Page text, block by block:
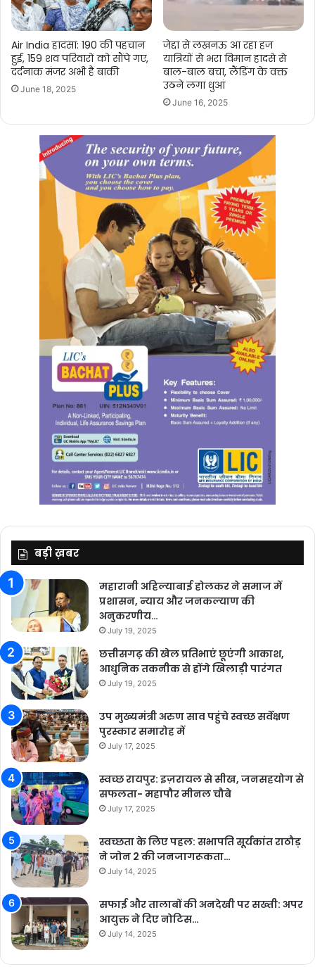
Air India हादसा: 190 की पहचान
हुई, 159 शव परिवारों को सौंपे गए,
दर्दनाक मंजर अभी है बाकी
June 18, 2025
जेद्दा से लखनऊ आ रहा हज
यात्रियों से भरा विमान हादसे से
बाल-बाल बचा, लैंडिंग के वक्त
उठने लगा धुआं
June 16, 2025
बड़ी ख़बर
महारानी अहिल्याबाई होलकर ने समाज में
प्रशासन, न्याय और जनकल्याण की
अनुकरणीय…
July 19, 2025
छत्तीसगढ़ की खेल प्रतिभाएं छूएंगी आकाश,
आधुनिक तकनीक से होंगे खिलाड़ी पारंगत
July 19, 2025
उप मुख्यमंत्री अरुण साव पहुंचे स्वच्छ सर्वेक्षण
पुरस्कार समारोह में
July 17, 2025
स्वच्छ रायपुर: इज़रायल से सीख, जनसहयोग से
सफलता- महापौर मीनल चौबे
July 17, 2025
स्वच्छता के लिए पहल: सभापति सूर्यकांत राठौड़
ने जोन 2 की जनजागरूकता…
July 14, 2025
सफाई और तालाबों की अनदेखी पर सख्ती: अपर
आयुक्त ने दिए नोटिस…
July 14, 2025